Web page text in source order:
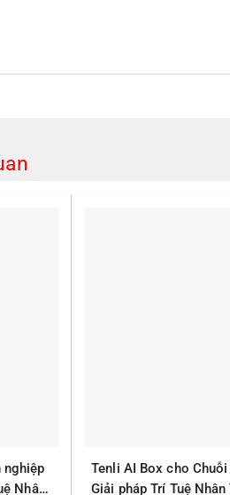
nghiệp
Nhân
Tenli AI Box cho
Giải pháp Trí Tuệ